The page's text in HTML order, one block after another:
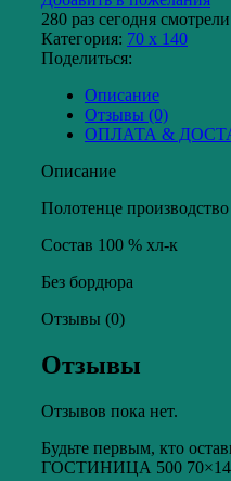
ГОСТИНИЦА
500
70x140
280 раз сегодня
Категория: 70 x 140
Поделиться:
Описание
Отзывы (0)
ОПЛАТА &
Описание
Полотенце
Состав 100 % хл-к
Без бордюра
Отзывы (0)
Отзывы
Отзывов пока нет.
Будьте первым, кто
ГОСТИНИЦА 500